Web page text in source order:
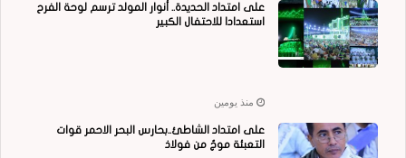
على امتداد الحديدة.. أنوار المولد ترسم لوحة الفرح
استعدادا للاحتفال الكبير
منذ يومين
على امتداد الشاطئ..بحارس البحر الاحمر قوات
التعبئة موجٌ من فولاذ